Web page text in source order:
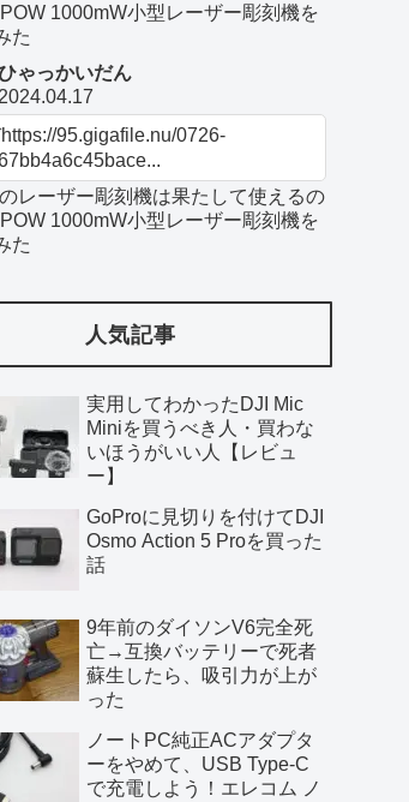
1000mW小型レーザー彫刻機を
た
ゃっかいだん
2024.04.17
95.gigafile.nu/0726-
レーザー彫刻機は果たして使えるの
1000mW小型レーザー彫刻機を
た
人気記事
実用してわかったDJI Mic
Miniを買うべき人・買わな
いほうがいい人【レビュ
ー】
GoProに見切りを付けてDJI
Osmo Action 5 Proを買った
話
9年前のダイソンV6完全死
亡→互換バッテリーで死者
蘇生したら、吸引力が上が
った
ノートPC純正ACアダプタ
ーをやめて、USB Type-C
で充電しよう！エレコム ノ